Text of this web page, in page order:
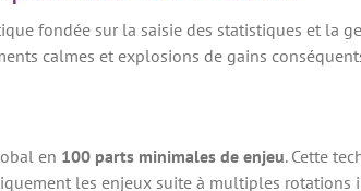
fondée sur la saisie des statistiques et la
calmes et explosions de gains
en 100 parts minimales de enjeu. Cette
les enjeux suite à multiples rotations